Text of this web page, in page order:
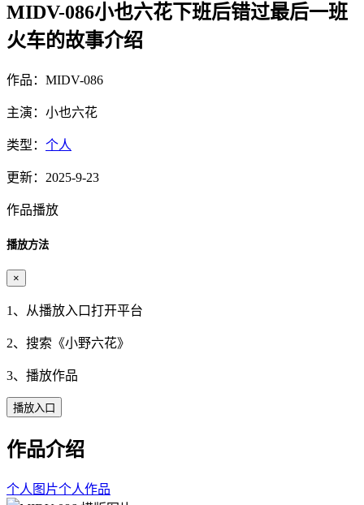
MIDV-086小也六花下班后错过最后一班
火车的故事介绍
作品：MIDV-086
主演：小也六花
类型： 个人
更新：2025-9-23
作品播放
播放方法
×
1、从播放入口打开平台
2、搜索《小野六花》
3、播放作品
播放入口
作品介绍
个人图片个人作品